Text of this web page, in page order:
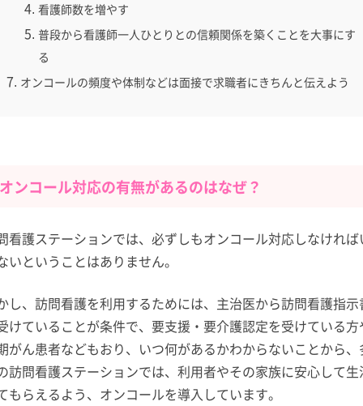
看護師数を増やす
普段から看護師一人ひとりとの信頼関係を築くことを大事にす
る
オンコールの頻度や体制などは面接で求職者にきちんと伝えよう
ンコール対応の有無があるのはなぜ？
看護ステーションでは、必ずしもオンコール対応しなければ
いということはありません。
し、訪問看護を利用するためには、主治医から訪問看護指示
けていることが条件で、要支援・要介護認定を受けている方
がん患者などもおり、いつ何があるかわからないことから、
訪問看護ステーションでは、利用者やその家族に安心して生
もらえるよう、オンコールを導入しています。